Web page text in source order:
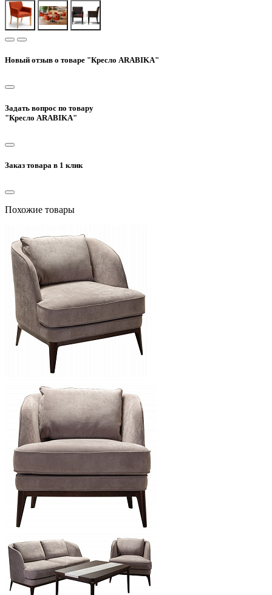
Новый отзыв о товаре "Кресло ARABIKA"
Задать вопрос по товару
"Кресло ARABIKA"
Заказ товара в 1 клик
Похожие товары